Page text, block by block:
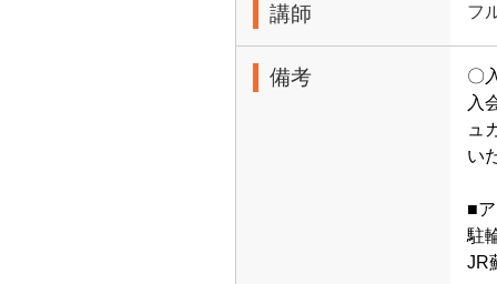
講師 フ
備考
〇
入
ュ
い
■
駐
JR